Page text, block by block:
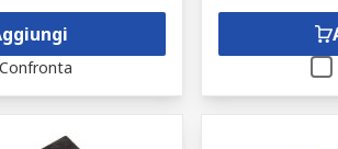
Confronta